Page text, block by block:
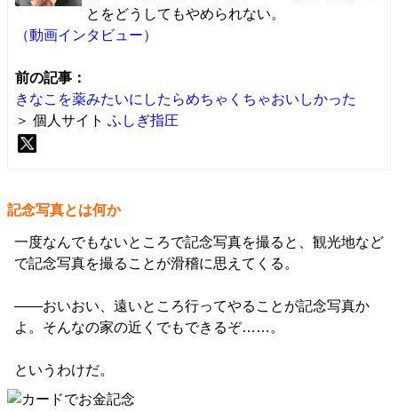
とをどうしてもやめられない。
（動画インタビュー）
前の記事：
きなこを薬みたいにしたらめちゃくちゃおいしかった
＞ 個人サイト ふしぎ指圧
記念写真とは何か
一度なんでもないところで記念写真を撮ると、観光地など
で記念写真を撮ることが滑稽に思えてくる。
――おいおい、遠いところ行ってやることが記念写真か
よ。そんなの家の近くでもできるぞ……。
というわけだ。